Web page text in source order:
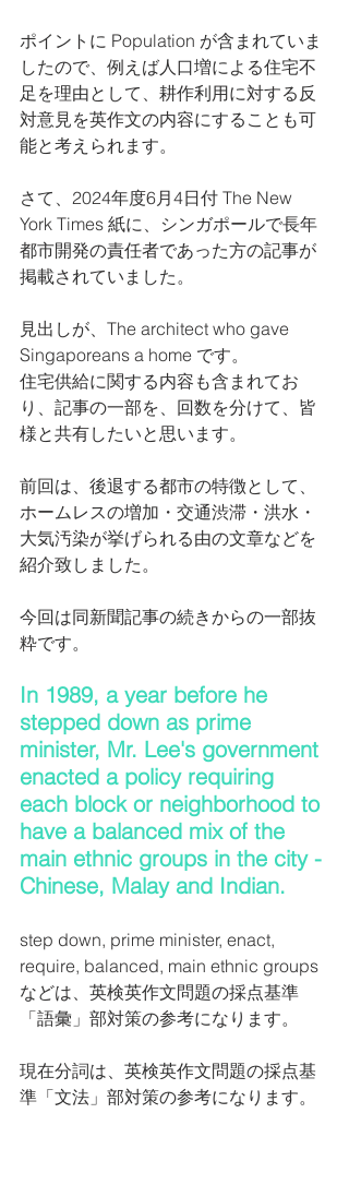
ポイントに Population が含まれていま
したので、例えば人口増による住宅不
足を理由として、耕作利用に対する反
対意見を英作文の内容にすることも可
能と考えられます。
さて、2024年度6月4日付 The New
York Times 紙に、シンガポールで長年
都市開発の責任者であった方の記事が
掲載されていました。
見出しが、The architect who gave
Singaporeans a home です。
住宅供給に関する内容も含まれてお
り、記事の一部を、回数を分けて、皆
様と共有したいと思います。
前回は、後退する都市の特徴として、
ホームレスの増加・交通渋滞・洪水・
大気汚染が挙げられる由の文章などを
紹介致しました。
今回は同新聞記事の続きからの一部抜
粋です。
In 1989, a year before he
stepped down as prime
minister, Mr. Lee's government
enacted a policy requiring
each block or neighborhood to
have a balanced mix of the
main ethnic groups in the city -
Chinese, Malay and Indian.
step down, prime minister, enact,
require, balanced, main ethnic groups
などは、英検英作文問題の採点基準
「語彙」部対策の参考になります。
現在分詞は、英検英作文問題の採点基
準「文法」部対策の参考になります。